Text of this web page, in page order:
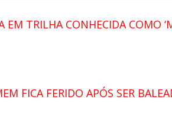
TRILHA CONHECIDA COMO
FICA FERIDO APÓS SER